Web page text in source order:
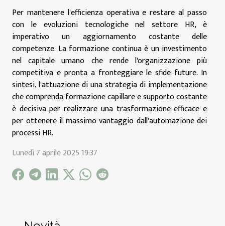
Per mantenere l'efficienza operativa e restare al passo
con le evoluzioni tecnologiche nel settore HR, è
imperativo un aggiornamento costante delle
competenze. La formazione continua è un investimento
nel capitale umano che rende l'organizzazione più
competitiva e pronta a fronteggiare le sfide future. In
sintesi, l'attuazione di una strategia di implementazione
che comprenda formazione capillare e supporto costante
è decisiva per realizzare una trasformazione efficace e
per ottenere il massimo vantaggio dall'automazione dei
processi HR.
Lunedì 7 aprile 2025 19:37